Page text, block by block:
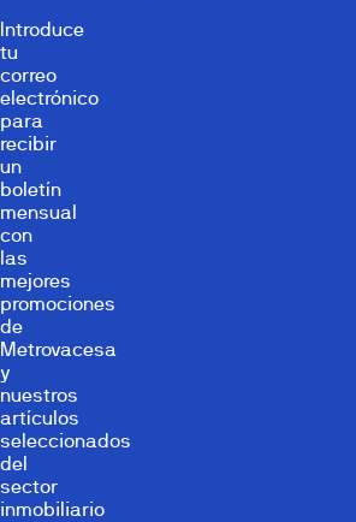
Introduce
tu
correo
electrónico
para
recibir
un
boletín
mensual
con
las
mejores
promociones
de
Metrovacesa
y
nuestros
artículos
seleccionados
del
sector
inmobiliario